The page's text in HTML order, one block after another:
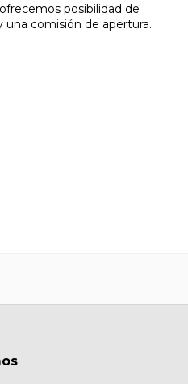
posibilidad de
una comisión de apertura.